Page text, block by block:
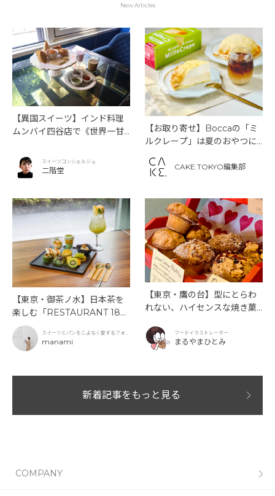
New Articles
【異国スイーツ】インド料理
ムンバイ四谷店で《世界一甘
ー》を味わうスイーツコンシェルジュ
二階堂
【お取り寄せ】Boccaの「ミ
ルクレープ」は夏のおやつに
CAKE.TOKYO編集部
【東京・御茶ノ水】日本茶を
楽しむ「RESTAURANT 189
9 OCHANOMIZU」の抹茶ア
フタヌーンティーと新作クリ
ームソーダ
スイーツとパンをこよなく愛するフォト
グラファー
manami
【東京・鷹の台】型にとらわ
れない、ハイセンスな焼き菓
フードイラストレーター
まるやまひとみ
新着記事をもっと見る
COMPANY